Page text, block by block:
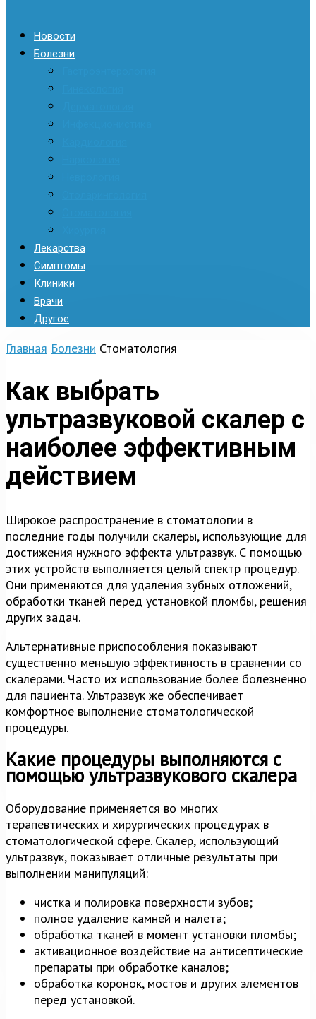
Новости
Болезни
Лекарства
Симптомы
Клиники
Врачи
Другое
Главная Болезни Стоматология
Как выбрать
ультразвуковой скалер с
наиболее эффективным
действием
Широкое распространение в стоматологии в
последние годы получили скалеры, использующие для
достижения нужного эффекта ультразвук. С помощью
этих устройств выполняется целый спектр процедур.
Они применяются для удаления зубных отложений,
обработки тканей перед установкой пломбы, решения
других задач.
Альтернативные приспособления показывают
существенно меньшую эффективность в сравнении со
скалерами. Часто их использование более болезненно
для пациента. Ультразвук же обеспечивает
комфортное выполнение стоматологической
процедуры.
Какие процедуры выполняются с
помощью ультразвукового скалера
Оборудование применяется во многих
терапевтических и хирургических процедурах в
стоматологической сфере. Скалер, использующий
ультразвук, показывает отличные результаты при
выполнении манипуляций:
чистка и полировка поверхности зубов;
полное удаление камней и налета;
обработка тканей в момент установки пломбы;
активационное воздействие на антисептические
препараты при обработке каналов;
обработка коронок, мостов и других элементов
перед установкой.